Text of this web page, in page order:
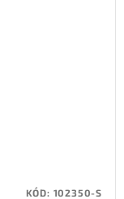
KÓD: 102350-S